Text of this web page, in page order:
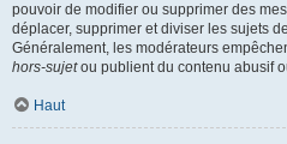
pouvoir de modifier ou supprimer des
déplacer, supprimer et diviser les sujets
Généralement, les modérateurs
hors-sujetou publient du contenu abusif
Haut